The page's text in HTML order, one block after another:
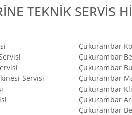
TEKNİK SERVİS
Çukurambar
Çukurambar
Çukurambar
Servisi
Çukurambar
Çukurambar
Çukurambar
Çukurambar